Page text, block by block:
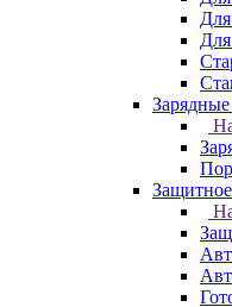
Зарядные